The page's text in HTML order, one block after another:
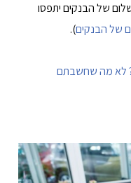
של הבנקים יתפסו
של הבנקים).
לא מה שחשבתם